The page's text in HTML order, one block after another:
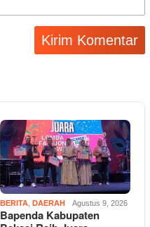
BERITA DAERAH Agustus 9, 2026
Bapenda Kabupaten